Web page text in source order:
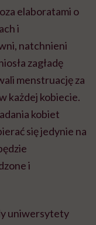
elaboratami o
i
natchnieni
zagładę
menstruację za
każdej kobiecie.
kobiet
się jedynie na
i
uniwersytety